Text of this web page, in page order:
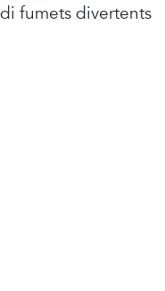
fumets divertents